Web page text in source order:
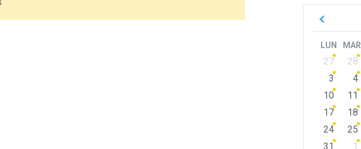
Previous
LUN MAR
Skip
calendar
days
27 28
3
4
10
11
17
18
24
25
31
1